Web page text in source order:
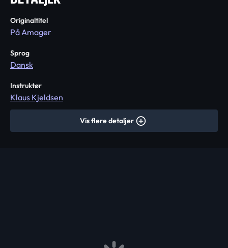
Originaltitel
På Amager
Sprog
Dansk
Instruktør
Klaus Kjeldsen
Vis flere detaljer